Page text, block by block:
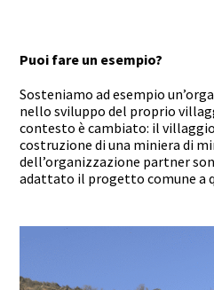
Puoi fare un esempio?
Sosteniamo ad esempio
nello sviluppo del proprio
contesto è cambiato: il
costruzione di una miniera di
dell’organizzazione partner
adattato il progetto comune a